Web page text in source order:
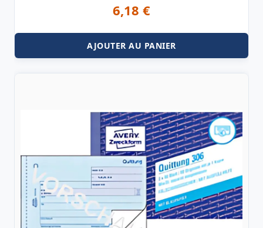
6,18 €
AJOUTER AU PANIER